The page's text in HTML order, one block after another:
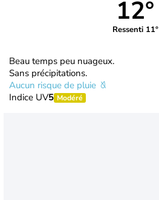
12°
Ressenti 11°
Beau temps peu nuageux.
Sans précipitations.
Aucun risque de pluie
Indice UV5 Modéré